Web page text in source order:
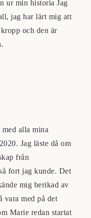
ur min historia Jag
jag har lärt mig att
och den är
alla mina
Jag läste då om
från
fort jag kunde. Det
mig berikad av
vara med på det
Marie redan startat